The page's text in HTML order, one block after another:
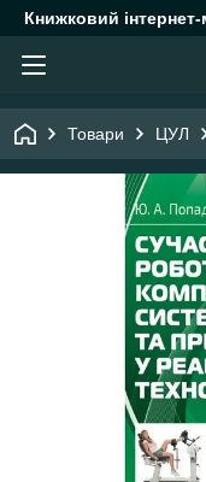
Книжковий
Товари ЦУЛ